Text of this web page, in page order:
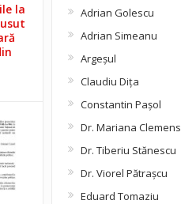
la
Adrian Golescu
Adrian Simeanu
Argeşul
Claudiu Diţa
Constantin Pașol
Dr. Mariana Clemens
Dr. Tiberiu Stănescu
Dr. Viorel Pătraşcu
Eduard Tomaziu